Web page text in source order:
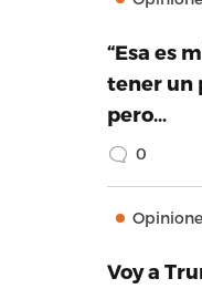
“Esa es
tener un
pero…
0
Voy a